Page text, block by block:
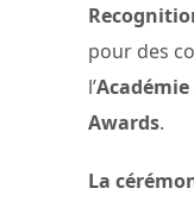
pour des
l’
Awards.
La